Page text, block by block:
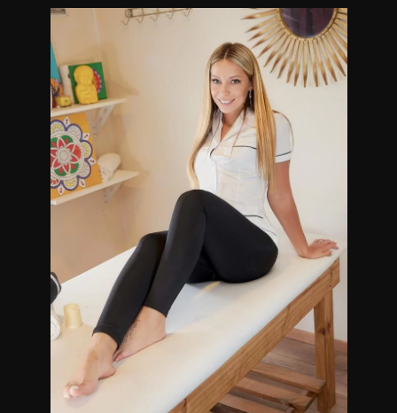
Cuento con un hermoso consultorio bien ambientado,
discreto, con todas las medidas de seguridad e higiene,
servicio de ducha y música relajante.
Me reservo solamente para pacientes
EDUCADOS/CABALLEROS
Masajistas en Villa Devoto